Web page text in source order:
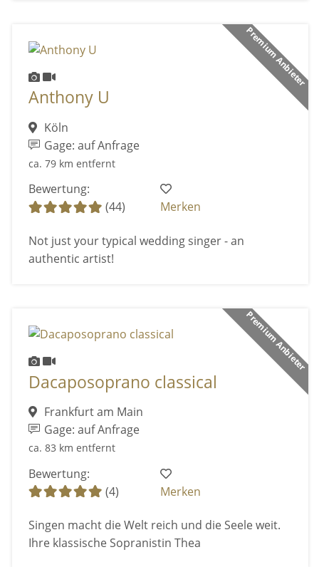
Premium Anbieter
Anthony U
Köln
Gage: auf Anfrage
ca. 79 km entfernt
Bewertung:
(44)
Merken
Not just your typical wedding singer - an
authentic artist!
Premium Anbieter
Dacaposoprano classical
Frankfurt am Main
Gage: auf Anfrage
ca. 83 km entfernt
Bewertung:
(4)
Merken
Singen macht die Welt reich und die Seele weit.
Ihre klassische Sopranistin Thea